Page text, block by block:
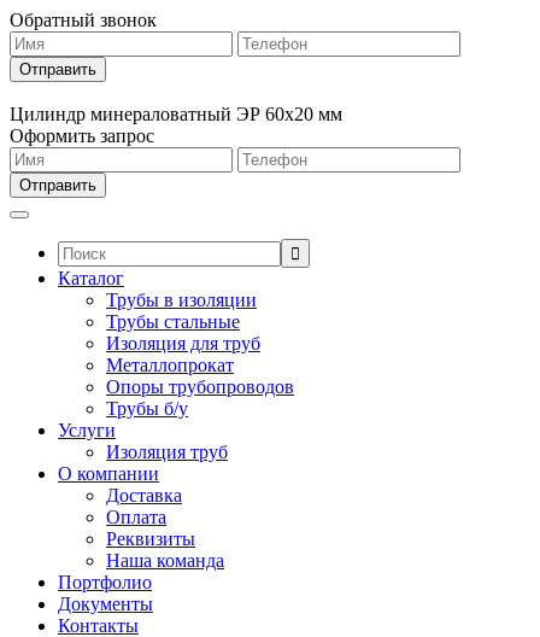
Обратный звонок
Цилиндр минераловатный ЭР 60х20 мм
Оформить запрос
Поиск:
Каталог
Трубы в изоляции
Трубы стальные
Изоляция для труб
Металлопрокат
Опоры трубопроводов
Трубы б/у
Услуги
Изоляция труб
О компании
Доставка
Оплата
Реквизиты
Наша команда
Портфолио
Документы
Контакты